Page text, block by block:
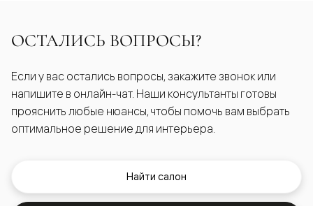
ОСТАЛИСЬ ВОПРОСЫ?
Если у вас остались вопросы, закажите звонок или
напишите в онлайн-чат. Наши консультанты готовы
прояснить любые нюансы, чтобы помочь вам выбрать
оптимальное решение для интерьера.
Найти салон